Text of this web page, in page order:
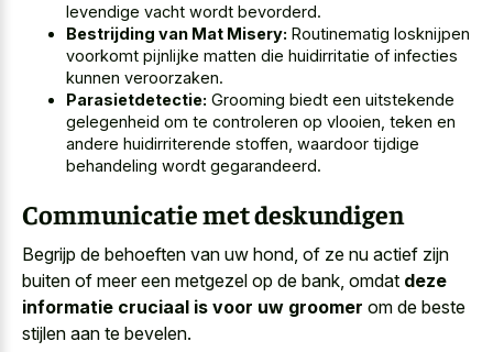
levendige vacht wordt bevorderd.
Bestrijding van Mat Misery: Routinematig losknijpen
voorkomt pijnlijke matten die huidirritatie of infecties
kunnen veroorzaken.
Parasietdetectie: Grooming biedt een uitstekende
gelegenheid om te controleren op vlooien, teken en
andere huidirriterende stoffen, waardoor tijdige
behandeling wordt gegarandeerd.
Communicatie met deskundigen
Begrijp de behoeften van uw hond, of ze nu actief zijn
buiten of meer een metgezel op de bank, omdat deze
informatie cruciaal is voor uw groomer om de beste
stijlen aan te bevelen.